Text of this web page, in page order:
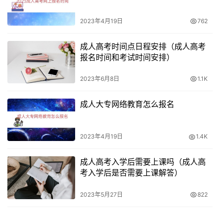
模拟考试是考生备考的重要环节。通过模拟考试，考生可以
更好地了解考试内容和考试形式，发现自己的不足之处，及
素质和考试经验，为考试打好基础。
2023年4月19日 762
成人高考时间点日程安排（成人高考
报名时间和考试时间安排）
2023年6月8日 1.1K
成人大专网络教育怎么报名
2023年4月19日 1.4K
成人高考入学后需要上课吗（成人高
考入学后是否需要上课解答）
2023年5月27日 822